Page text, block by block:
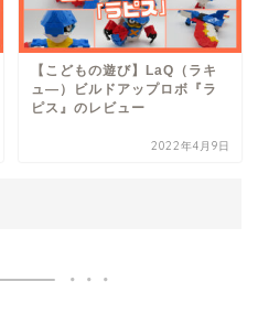
【こどもの遊び】LaQ（ラキ
ュ―）ビルドアップロボ『ラ
ピス』のレビュー
2022年4月9日